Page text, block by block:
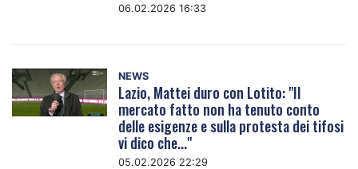
06.02.2026 16:33
NEWS
Lazio, Mattei duro con Lotito: "Il
mercato fatto non ha tenuto conto
delle esigenze e sulla protesta dei tifosi
vi dico che..."
05.02.2026 22:29